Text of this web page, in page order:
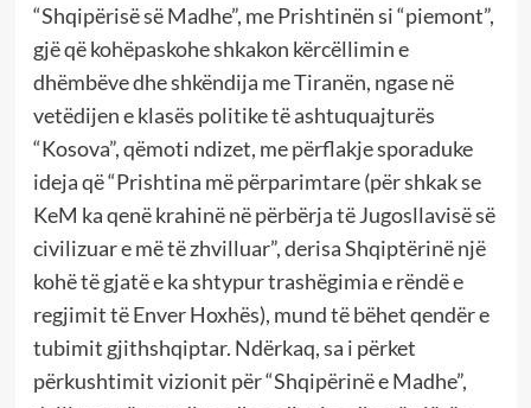
“Shqipërisë së Madhe”, me Prishtinën si “piemont”,
gjë që kohëpaskohe shkakon kërcëllimin e
dhëmbëve dhe shkëndija me Tiranën, ngase në
vetëdijen e klasës politike të ashtuquajturës
“Kosova”, qëmoti ndizet, me përflakje sporaduke
ideja që “Prishtina më përparimtare (për shkak se
KeM ka qenë krahinë në përbërja të Jugosllavisë së
civilizuar e më të zhvilluar”, derisa Shqiptërinë një
kohë të gjatë e ka shtypur trashëgimia e rëndë e
regjimit të Enver Hoxhës), mund të bëhet qendër e
tubimit gjithshqiptar. Ndërkaq, sa i përket
përkushtimit vizionit për “Shqipërinë e Madhe”,